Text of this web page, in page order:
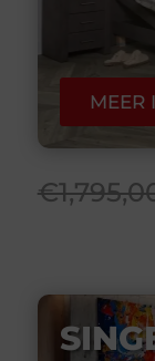
MEER